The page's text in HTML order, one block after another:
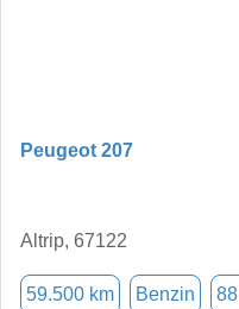
Peugeot 207
Altrip, 67122
59.500 km Benzin